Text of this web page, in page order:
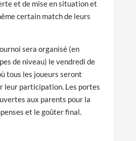
et de mise en situation et
certain match de leurs
sera organisé (en
de niveau) le vendredi de
tous les joueurs seront
leur participation. Les portes
aux parents pour la
et le goûter final.